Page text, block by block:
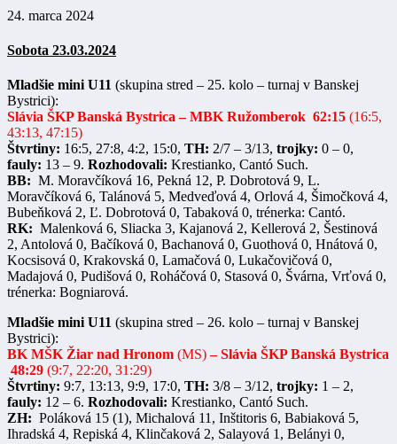
24. marca 2024
Sobota 23.03.2024
Mladšie mini U11 (skupina stred – 25. kolo – turnaj v Banskej
Bystrici):
Slávia ŠKP Banská Bystrica – MBK Ružomberok 62:15 (16:5,
43:13, 47:15)
Štvrtiny: 16:5, 27:8, 4:2, 15:0, TH: 2/7 – 3/13, trojky: 0 – 0,
fauly: 13 – 9. Rozhodovali: Krestianko, Cantó Such.
BB: M. Moravčíková 16, Pekná 12, P. Dobrotová 9, L.
Moravčíková 6, Talánová 5, Medveďová 4, Orlová 4, Šimočková 4,
Bubeňková 2, Ľ. Dobrotová 0, Tabaková 0, trénerka: Cantó.
RK: Malenková 6, Sliacka 3, Kajanová 2, Kellerová 2, Šestinová
2, Antolová 0, Bačíková 0, Bachanová 0, Guothová 0, Hnátová 0,
Kocsisová 0, Krakovská 0, Lamačová 0, Lukačovičová 0,
Madajová 0, Pudišová 0, Roháčová 0, Stasová 0, Švárna, Vrťová 0,
trénerka: Bogniarová.
Mladšie mini U11 (skupina stred – 26. kolo – turnaj v Banskej
Bystrici):
BK MŠK Žiar nad Hronom (MS)– Slávia ŠKP Banská Bystrica
48:29 (9:7, 22:20, 31:29)
Štvrtiny: 9:7, 13:13, 9:9, 17:0, TH: 3/8 – 3/12, trojky: 1 – 2,
fauly: 12 – 6. Rozhodovali: Krestianko, Cantó Such.
ZH: Poláková 15 (1), Michalová 11, Inštitoris 6, Babiaková 5,
Ihradská 4, Repiská 4, Klinčaková 2, Salayová 1, Belányi 0,